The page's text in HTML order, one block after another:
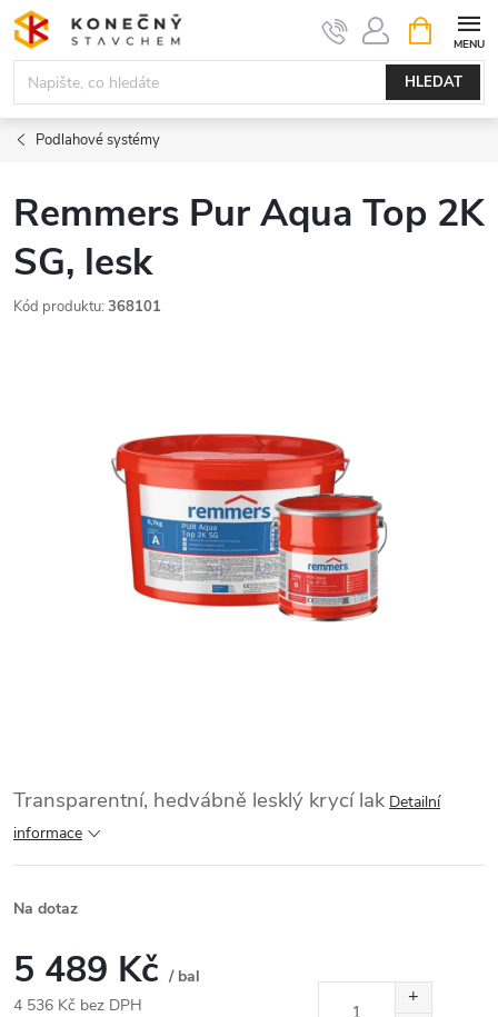
Přejít
na
obsah
HLEDAT
NÁKUPNÍ
KOŠÍK
Podlahové systémy
Remmers Pur Aqua Top 2K
SG, lesk
Kód produktu: 368101
Transparentní, hedvábně lesklý krycí lak Detailní
informace
Na dotaz
5 489 Kč / bal
4 536 Kč bez DPH